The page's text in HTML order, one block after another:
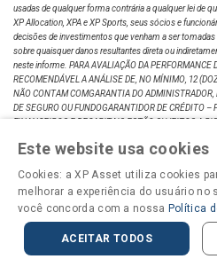
usadas de qualquer forma contrária a qualquer lei de
XP Allocation, XPA e XP Sports, seus sócios e
decisões de investimentos que venham a ser
sobre quaisquer danos resultantes direta ou
neste informe. PARA AVALIAÇÃO DA PERFORMANCE
RECOMENDÁVEL A ANÁLISE DE, NO MÍNIMO, 12
NÃO CONTAM COMGARANTIA DO
DE SEGURO OU FUNDOGARANTIDOR DE CRÉDITO
FINANCEIROS E DECAPITAIS ESTÃO SUJEITOS A
RENTABILIDADEFUTURA A RENTABILIDADE
INFORMAÇÕES ESSENCIAIS E OREGULAMENTO
ANBIMA DISPONÍVEL NOFORMULÁRIO DE
INVESTIDORES:ri@xpasset.com.br. SUPERVISÃO E
Mobiliários –CVM ; Serviços de Atendimento a o
Este website usa cookies
Cookies: a XP Asset utiliza cookies
melhorar a experiência do usuário no
você concorda com a nossa Política
ACEITAR TODOS